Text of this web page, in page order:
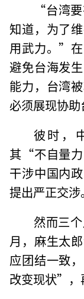
“台湾
知道，为了
用武力。”
避免台海发
能力，台湾
必须展现协助
彼时，
其“不自量
干涉中国内
提出严正交涉。
然而三
月，麻生太
应团结一致
改变现状”，